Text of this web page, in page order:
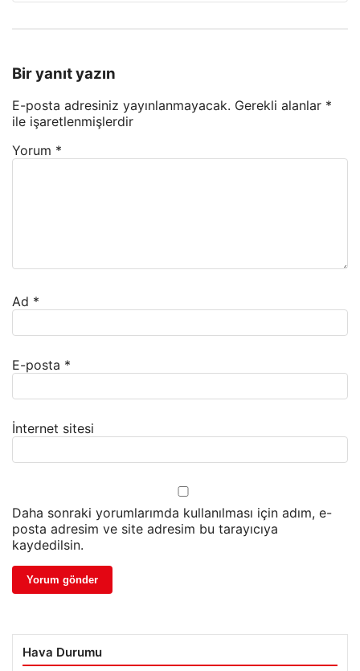
Bir yanıt yazın
E-posta adresiniz yayınlanmayacak. Gerekli alanlar *
ile işaretlenmişlerdir
Yorum *
Ad *
E-posta *
İnternet sitesi
Daha sonraki yorumlarımda kullanılması için adım, e-
posta adresim ve site adresim bu tarayıcıya
kaydedilsin.
Hava Durumu